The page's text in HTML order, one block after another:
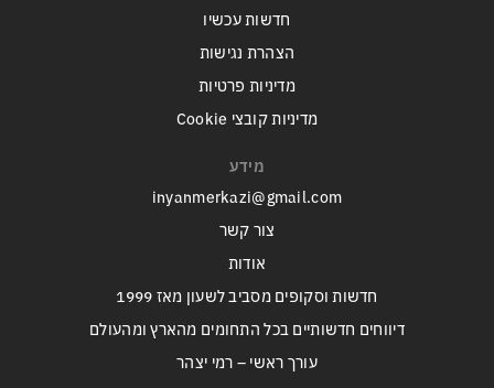
חדשות עכשיו
הצהרת נגישות
מדיניות פרטיות
מדיניות קובצי Cookie
מידע
inyanmerkazi@gmail.com
צור קשר
אודות
חדשות וסקופים מסביב לשעון מאז 1999
דיווחים חדשותיים בכל התחומים מהארץ ומהעולם
עורך ראשי – רמי יצהר